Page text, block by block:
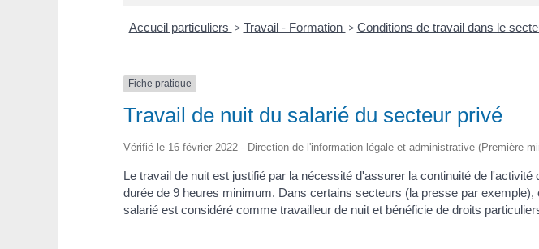
Accueil particuliers > Travail - Formation > Conditions de travail dans le
Fiche pratique
Travail de nuit du salarié du secteur privé
Vérifié le 16 février 2022 - Direction de l'information légale et administrative (Première
Le travail de nuit est justifié par la nécessité d'assurer la continuité de
durée de 9 heures minimum. Dans certains secteurs (la presse par
salarié est considéré comme travailleur de nuit et bénéficie de droits